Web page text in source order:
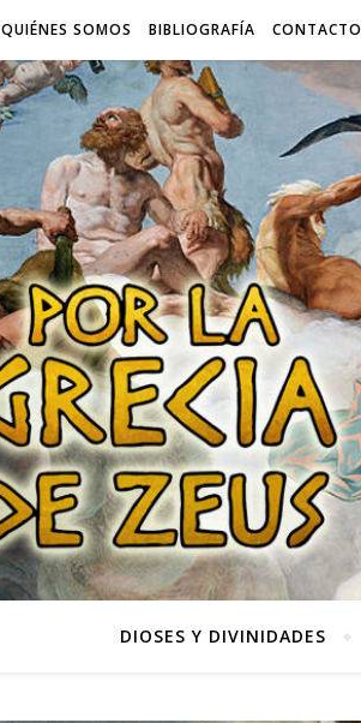
QUIÉNES SOMOS BIBLIOGRAFÍA CONTACTO
DIOSES Y DIVINIDADES